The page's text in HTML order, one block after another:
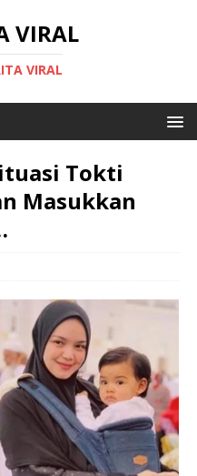
VIRAL
VIRAL
Tokti
Masukkan